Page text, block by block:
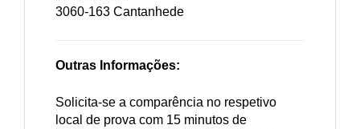
3060-163 Cantanhede
Outras Informações:
Solicita-se a comparência no respetivo
local de prova com 15 minutos de